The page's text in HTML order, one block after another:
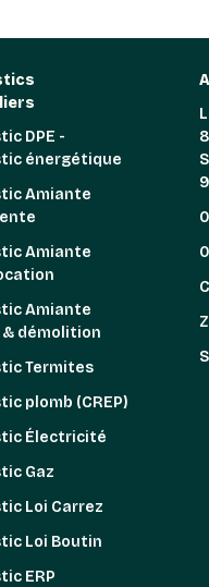
DPE -
énergétique
Amiante
Amiante
Amiante
démolition
Termites
plomb (CREP)
Électricité
Gaz
Loi Carrez
Loi Boutin
ERP